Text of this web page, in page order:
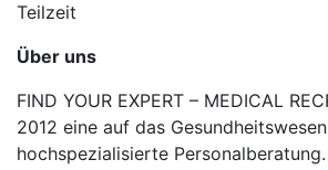
Teilzeit
Über uns
FIND YOUR EXPERT – MEDICAL
2012 eine auf das Gesundheitswesen
hochspezialisierte